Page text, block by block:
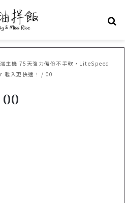
主機 75天強力備份不手軟，LiteSpeed
載入更快速！ / 00
00